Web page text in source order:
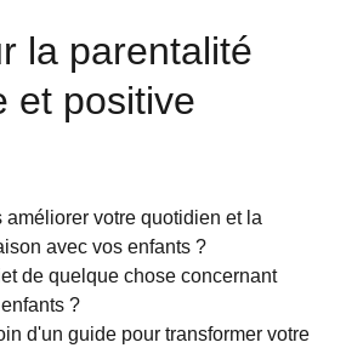
la parentalité
et positive
améliorer votre quotidien et la
avec vos enfants ?
de quelque chose concernant
?
d'un guide pour transformer votre